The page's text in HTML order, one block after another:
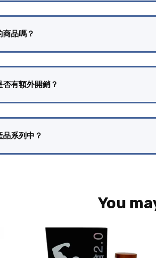
品嗎？
有額外開銷？
系列中？
You